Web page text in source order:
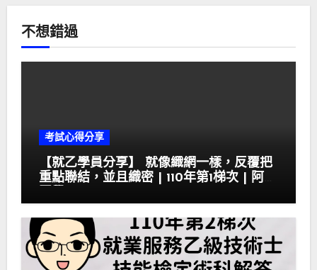
不想錯過
考試心得分享
【就乙學員分享】 就像織網一樣，反覆把
重點聯結，並且織密 | 110年第1梯次 | 阿霏